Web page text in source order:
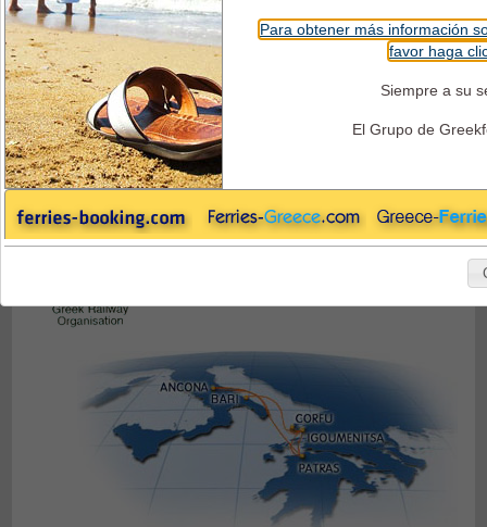
Superfast Ferries - Ferry y Treno
Para obtener más información
favor haga
Siempre a su
El Grupo de